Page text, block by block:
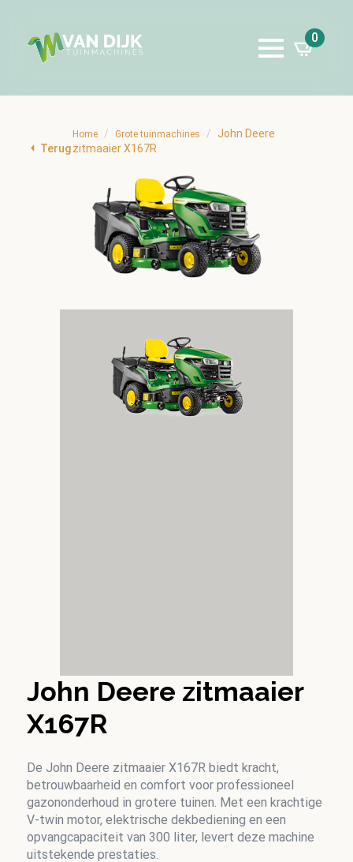
0
Terug
Home Grote tuinmachines
John Deere
zitmaaier X167R
John Deere zitmaaier
X167R
De John Deere zitmaaier X167R biedt kracht,
betrouwbaarheid en comfort voor professioneel
gazononderhoud in grotere tuinen. Met een krachtige
V-twin motor, elektrische dekbediening en een
opvangcapaciteit van 300 liter, levert deze machine
uitstekende prestaties.